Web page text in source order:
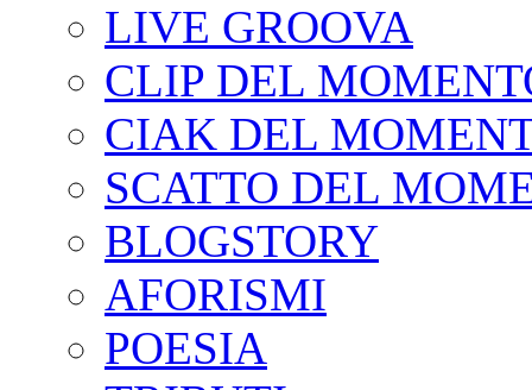
LIVE GROOVA
CLIP DEL
CIAK DEL
SCATTO DEL
BLOGSTORY
AFORISMI
POESIA